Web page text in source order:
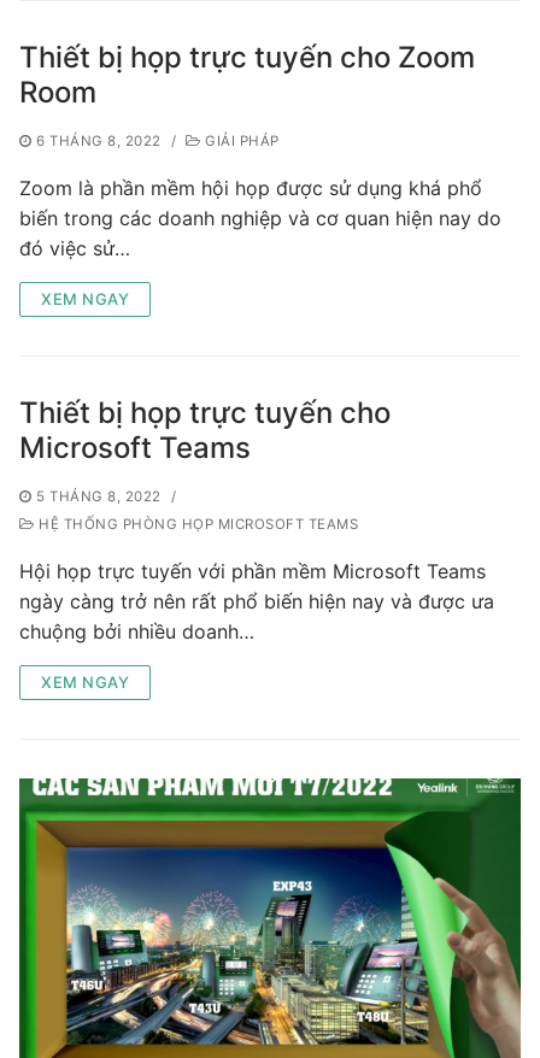
Thiết bị họp trực tuyến cho Zoom
Room
6 THÁNG 8, 2022 / GIẢI PHÁP
Zoom là phần mềm hội họp được sử dụng khá phổ
biến trong các doanh nghiệp và cơ quan hiện nay do
đó việc sử…
XEM NGAY
Thiết bị họp trực tuyến cho
Microsoft Teams
5 THÁNG 8, 2022
/
HỆ THỐNG PHÒNG HỌP MICROSOFT TEAMS
Hội họp trực tuyến với phần mềm Microsoft Teams
ngày càng trở nên rất phổ biến hiện nay và được ưa
chuộng bởi nhiều doanh…
XEM NGAY